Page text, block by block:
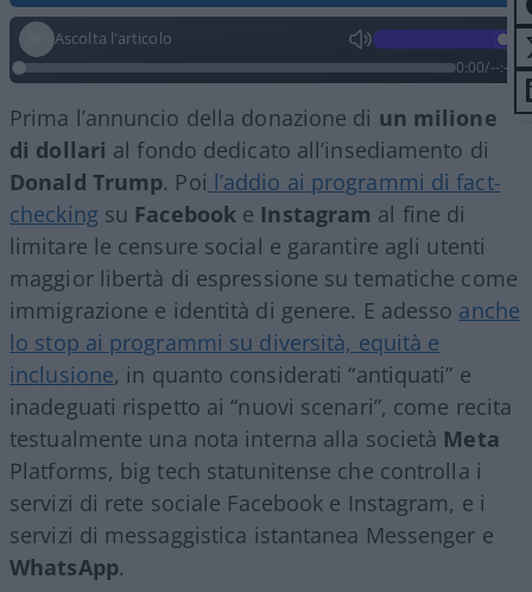
Ascolta l'articolo
0:00/--:--
Prima l’annuncio della donazione di un milione
di dollari al fondo dedicato all’insediamento di
Donald Trump. Poi l’addio ai programmi di fact-
checking su Facebook e Instagram al fine di
limitare le censure social e garantire agli utenti
maggior libertà di espressione su tematiche come
immigrazione e identità di genere. E adesso anche
lo stop ai programmi su diversità, equità e
inclusione, in quanto considerati “antiquati” e
inadeguati rispetto ai “nuovi scenari”, come recita
testualmente una nota interna alla società Meta
Platforms, big tech statunitense che controlla i
servizi di rete sociale Facebook e Instagram, e i
servizi di messaggistica istantanea Messenger e
WhatsApp.